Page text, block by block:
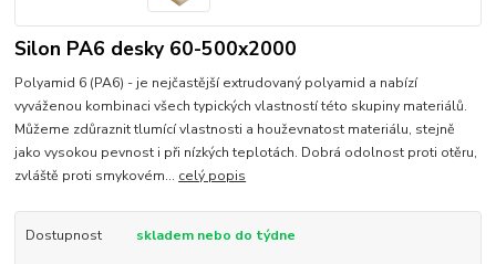
Silon PA6 desky 60-500x2000
Polyamid 6 (PA6) - je nejčastější extrudovaný polyamid a nabízí
vyváženou kombinaci všech typických vlastností této skupiny materiálů.
Můžeme zdůraznit tlumící vlastnosti a houževnatost materiálu, stejně
jako vysokou pevnost i při nízkých teplotách. Dobrá odolnost proti otěru,
zvláště proti smykovém... celý popis
Dostupnost skladem nebo do týdne